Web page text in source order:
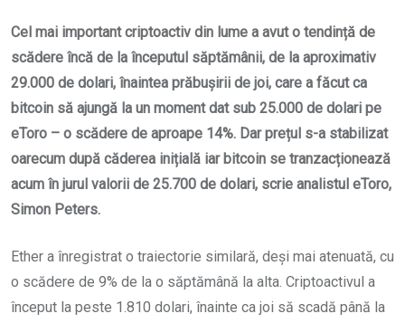
Cel mai important criptoactiv din lume a avut o tendință de
scădere încă de la începutul săptămânii, de la aproximativ
29.000 de dolari, înaintea prăbușirii de joi, care a făcut ca
bitcoin să ajungă la un moment dat sub 25.000 de dolari pe
eToro – o scădere de aproape 14%. Dar prețul s-a stabilizat
oarecum după căderea inițială iar bitcoin se tranzacționează
acum în jurul valorii de 25.700 de dolari, scrie analistul eToro,
Simon Peters.
Ether a înregistrat o traiectorie similară, deși mai atenuată, cu
o scădere de 9% de la o săptămână la alta. Criptoactivul a
început la peste 1.810 dolari, înainte ca joi să scadă până la